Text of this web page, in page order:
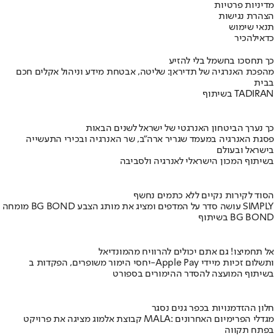
מדיניות פרטיות
הצהרת נגישות
תנאי שימוש
כדאילהכיר
כך תחסכו בחשמל בלי להזיע
מהפכת האנרגיה של תדיראן: שליטה, אבטחת מידע וניהול אקלים חכם
בבית
בשיתוף TADIRAN
כך נערך הביטחון האנרגטי של ישראל לשנים הבאות
פסגת האנרגיה במעמד שגריר ארה"ב, שר האנרגיה ובכירי התעשייה
בישראל ובעולם
בשיתוף המכון הישראלי לאנרגיה ולסביבה
הסוד לקירות נקיים ללא כתמים נחשף
מומחה BG BOND עושה סדר על המדפים ומציג את מותג הצבע SIMPLY
בשיתוף BG BOND
אל תחמיצו! גם אתם יכולים להרוויח מהמונדיאל
יחסי הימור משופרים, הפקדות ב-Apple Pay ותשלום זכיות מיידי
בשיתוף המועצה להסדר ההימורים בספורט
חלון ההזדמנויות בכפר גנים נסגר
קבוצת אלמוג מציגה את פרויקט MALA: מגדלי הפרימיום האחרונים
בפתח תקווה